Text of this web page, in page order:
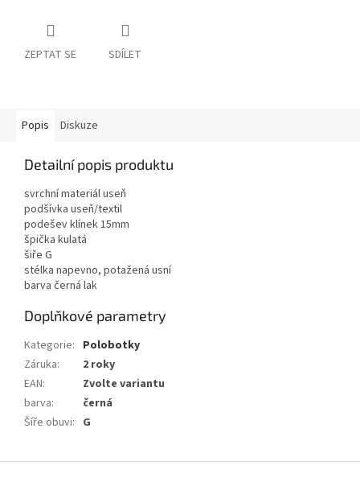
ZEPTAT SE SDÍLET
Popis Diskuze
Detailní popis produktu
svrchní materiál useň
podšívka useň/textil
podešev klínek 15mm
špička kulatá
šiře G
stélka napevno, potažená usní
barva černá lak
Doplňkové parametry
Kategorie: Polobotky
Záruka:
2 roky
EAN:
Zvolte variantu
barva:
černá
Šíře obuvi: G